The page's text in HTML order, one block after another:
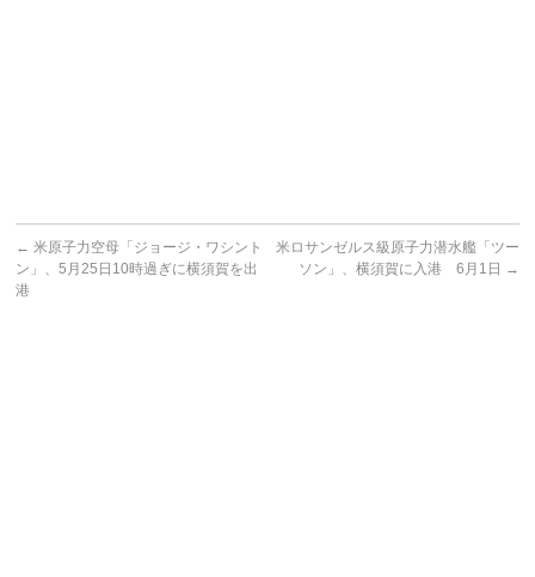
← 米原子力空母「ジョージ・ワシント
ン」、5月25日10時過ぎに横須賀を出
港
米ロサンゼルス級原子力潜水艦「ツー
ソン」、横須賀に入港 6月1日 →